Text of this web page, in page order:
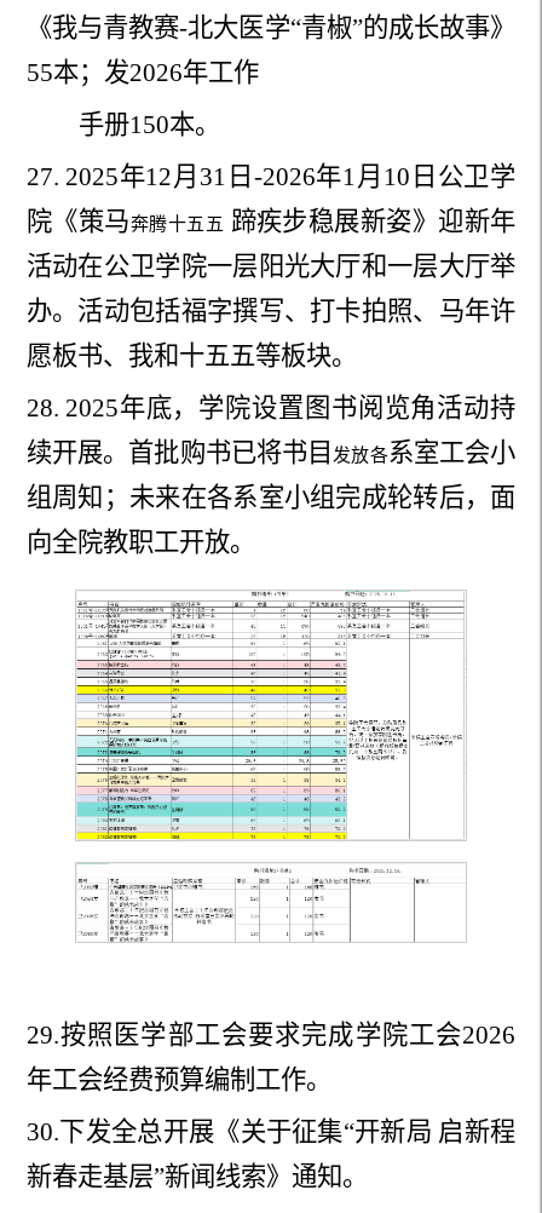
《我与青教赛-北大医学“青椒”的成长故事》
55本；发2026年工作
手册150本。
27. 2025年12月31日-2026年1月10日公卫学
院《策马奔腾十五五 蹄疾步稳展新姿》迎新年
活动在公卫学院一层阳光大厅和一层大厅举
办。活动包括福字撰写、打卡拍照、马年许
愿板书、我和十五五等板块。
28. 2025年底，学院设置图书阅览角活动持
续开展。首批购书已将书目发放各系室工会小
组周知；未来在各系室小组完成轮转后，面
向全院教职工开放。
29.按照医学部工会要求完成学院工会2026
年工会经费预算编制工作。
30. 下发全总开展《关于征集“开新局 启新程
新春走基层”新闻线索》通知。